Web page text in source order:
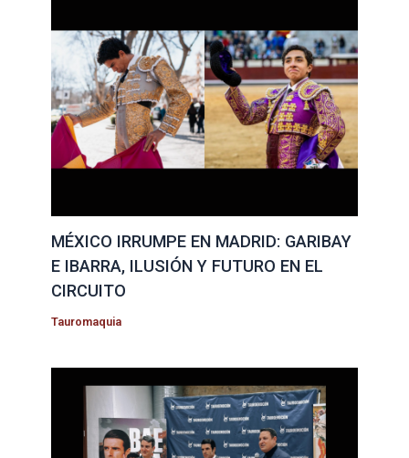
MÉXICO IRRUMPE EN MADRID: GARIBAY
E IBARRA, ILUSIÓN Y FUTURO EN EL
CIRCUITO
Tauromaquia